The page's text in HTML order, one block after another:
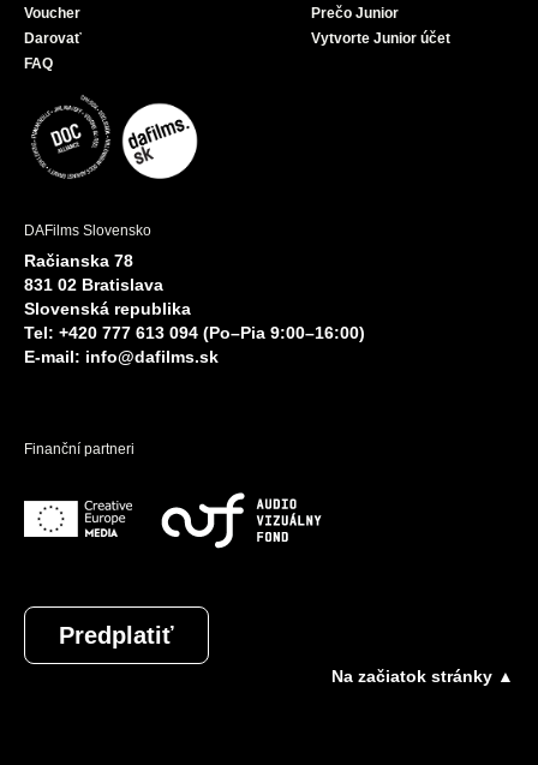
Voucher
Darovať
FAQ
Prečo Junior
Vytvorte Junior účet
DAFilms Slovensko
Račianska 78
831 02 Bratislava
Slovenská republika
Tel: +420 777 613 094 (Po–Pia 9:00–16:00)
E-mail: info@dafilms.sk
Finanční partneri
Predplatiť
Na začiatok stránky ▲